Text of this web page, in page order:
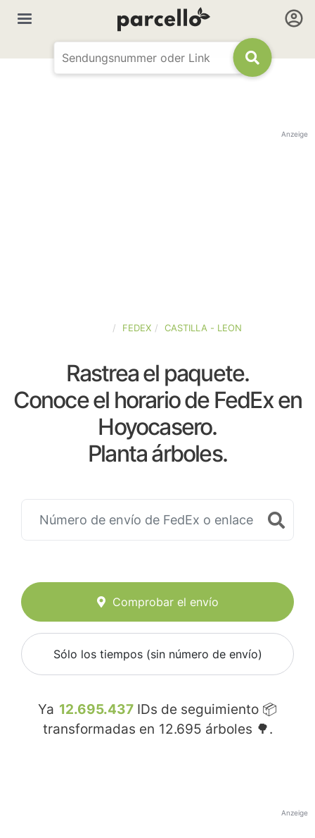
Anzeige
FEDEX CASTILLA - LEON
Rastrea el paquete.
Conoce el horario de FedEx en
Hoyocasero.
Planta árboles.
Comprobar el envío
Sólo los tiempos (sin número de envío)
Ya 12.695.437 IDs de seguimiento 📦
transformadas en 12.695 árboles 🌳.
Anzeige